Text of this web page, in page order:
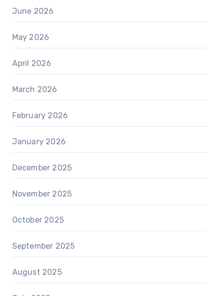
June 2026
May 2026
April 2026
March 2026
February 2026
January 2026
December 2025
November 2025
October 2025
September 2025
August 2025